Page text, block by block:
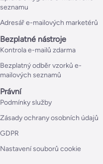
seznamu
Adresář e-mailových marketérů
Bezplatné nástroje
Kontrola e-mailů zdarma
Bezplatný odběr vzorků e-
mailových seznamů
Právní
Podmínky služby
Zásady ochrany osobních údajů
GDPR
Nastavení souborů cookie